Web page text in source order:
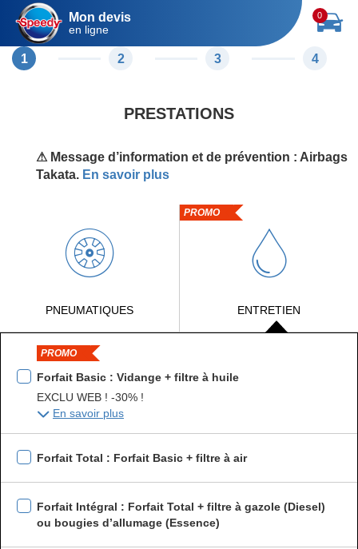
Mon devis
en ligne
0
1 2 3 4
PRESTATIONS
⚠ Message d’information et de prévention : Airbags
Takata. En savoir plus
PNEUMATIQUES
PROMO
ENTRETIEN
PROMO
Forfait Basic : Vidange + filtre à huile
EXCLU WEB ! -30% !
En savoir plus
Forfait Total : Forfait Basic + filtre à air
Forfait Intégral : Forfait Total + filtre à gazole (Diesel)
ou bougies d’allumage (Essence)